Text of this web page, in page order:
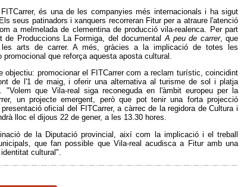
és una de les companyies més internacionals i ha sigut
seus patinadors i xanquers recorreran Fitur per a atraure l'atenció
a melmelada de clementina de producció vila-realenca. Per part
Produccions La Formiga, del documental A peu de carrer, que
arts de carrer. A més, gràcies a la implicació de totes les
que reforça aquesta aposta cultural.
objectiu: promocionar el FITCarrer com a reclam turístic, coincidint
de l'1 de maig, i oferir una alternativa al turisme de sol i platja
"Volem que Vila-real siga reconeguda en l'àmbit europeu per la
un projecte emergent, però que pot tenir una forta projecció
oficial del FITCarrer, a càrrec de la regidora de Cultura i
lloc el dijous 22 de gener, a les 13.30 hores.
de la Diputació provincial, així com la implicació i el treball
que fan possible que Vila-real acudisca a Fitur amb una
cultural".